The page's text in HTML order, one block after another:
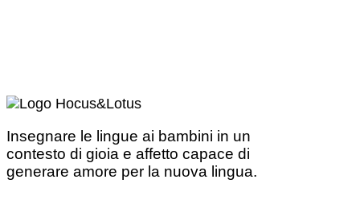
Insegnare le lingue ai bambini in un
contesto di gioia e affetto capace di
generare amore per la nuova lingua.